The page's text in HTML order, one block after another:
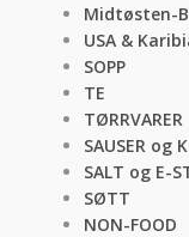
Midtøsten-
USA &
SOPP
TE
TØRRVARER
SAUSER og
SALT og E-
SØTT
NON-FOOD